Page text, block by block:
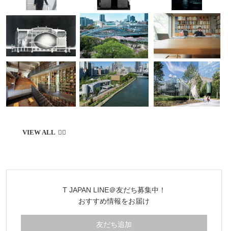
T JAPAN LINE＠友だち募集中！
おすすめ情報をお届け
友だち追加